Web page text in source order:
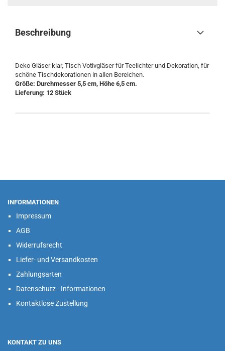
Beschreibung
Deko Gläser klar, Tisch Votivgläser für Teelichter und Dekoration, für
schöne Tischdekorationen in allen Bereichen.
Größe: Durchmesser 5,5 cm, Höhe 6,5 cm.
Lieferung: 12 Stück
INFORMATIONEN
Impressum
AGB
Widerrufsrecht
Liefer- und Versandkosten
Zahlungsarten
Datenschutz - Informationen
Kontaktlose Zustellung
KONTAKT ZU UNS